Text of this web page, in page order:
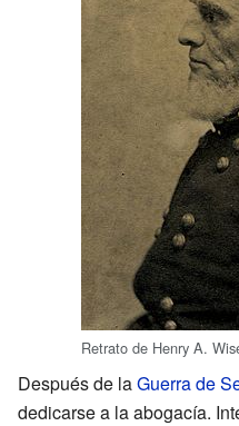
Retrato de Henry A.
Después de laGuerra de
dedicarse a la abogacía.